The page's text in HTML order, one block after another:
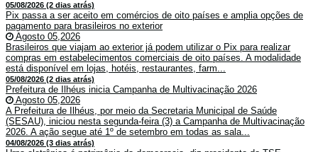
05/08/2026 (2 dias atrás)
Pix passa a ser aceito em comércios de oito países e amplia opções de
pagamento para brasileiros no exterior
Agosto 05,2026
Brasileiros que viajam ao exterior já podem utilizar o Pix para realizar
compras em estabelecimentos comerciais de oito países. A modalidade
está disponível em lojas, hotéis, restaurantes, farm...
05/08/2026 (2 dias atrás)
Prefeitura de Ilhéus inicia Campanha de Multivacinação 2026
Agosto 05,2026
A Prefeitura de Ilhéus, por meio da Secretaria Municipal de Saúde
(SESAU), iniciou nesta segunda-feira (3) a Campanha de Multivacinação
2026. A ação segue até 1º de setembro em todas as sala...
04/08/2026 (3 dias atrás)